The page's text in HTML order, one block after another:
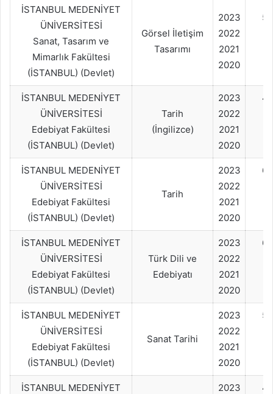
İSTANBUL MEDENİYET
ÜNİVERSİTESİ
Sanat, Tasarım ve
Mimarlık Fakültesi
(İSTANBUL) (Devlet)
Görsel İletişim
Tasarımı
2023
2022
2021
2020
İSTANBUL MEDENİYET
ÜNİVERSİTESİ
Edebiyat Fakültesi
(İSTANBUL) (Devlet)
Tarih
(İngilizce)
2023
2022
2021
2020
İSTANBUL MEDENİYET
ÜNİVERSİTESİ
Edebiyat Fakültesi
(İSTANBUL) (Devlet)
Tarih
2023
2022
2021
2020
İSTANBUL MEDENİYET
ÜNİVERSİTESİ
Edebiyat Fakültesi
(İSTANBUL) (Devlet)
Türk Dili ve
Edebiyatı
2023
2022
2021
2020
İSTANBUL MEDENİYET
ÜNİVERSİTESİ
Edebiyat Fakültesi
(İSTANBUL) (Devlet)
Sanat Tarihi
2023
2022
2021
2020
İSTANBUL MEDENİYET
2023